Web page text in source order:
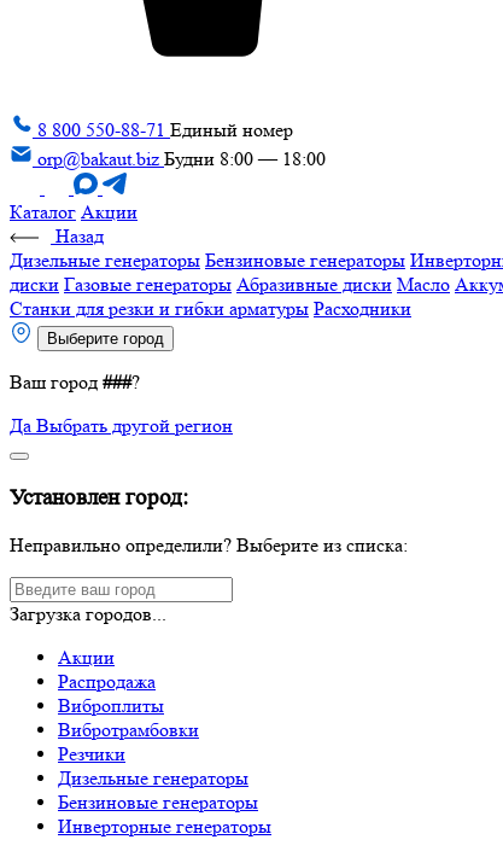
8 800 550-88-71 Единый номер
orp@bakaut.biz Будни 8:00 — 18:00
Каталог Акции
Назад
Дизельные генераторы Бензиновые генераторы
диски Газовые генераторы Абразивные диски Масло
Станки для резки и гибки арматуры Расходники
Выберите город
Ваш город ###?
Да Выбрать другой регион
Установлен город:
Неправильно определили? Выберите из списка:
Загрузка городов...
Акции
Распродажа
Виброплиты
Вибротрамбовки
Резчики
Дизельные генераторы
Бензиновые генераторы
Инверторные генераторы